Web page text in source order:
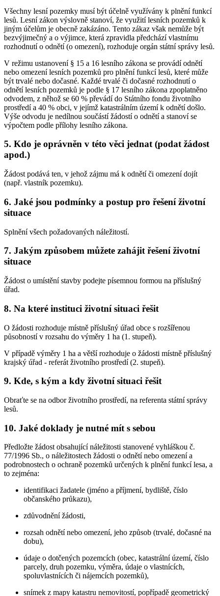
Všechny lesní pozemky musí být účelně využívány k plnění funkcí
lesů. Lesní zákon výslovně stanoví, že využití lesních pozemků k
jiným účelům je obecně zakázáno. Tento zákaz však nemůže být
bezvýjimečný a o výjimce, která zpravidla předchází vlastnímu
rozhodnutí o odnětí (o omezení), rozhoduje orgán státní správy lesů.
V režimu ustanovení § 15 a 16 lesního zákona se provádí odnětí
nebo omezení lesních pozemků pro plnění funkcí lesů, které může
být trvalé nebo dočasné. Každé trvalé či dočasné rozhodnutí o
odnětí lesních pozemků je podle § 17 lesního zákona zpoplatněno
odvodem, z něhož se 60 % převádí do Státního fondu životního
prostředí a 40 % obci, v jejímž katastrálním území k odnětí došlo.
Výše odvodu je nedílnou součástí žádostí o odnětí a stanoví se
výpočtem podle přílohy lesního zákona.
5. Kdo je oprávněn v této věci jednat (podat žádost
apod.)
Žádost podává ten, v jehož zájmu má k odnětí či omezení dojít
(např. vlastník pozemku).
6. Jaké jsou podmínky a postup pro řešení životní
situace
Splnění všech požadovaných náležitostí.
7. Jakým způsobem můžete zahájit řešení životní
situace
Žádost o umístění stavby podejte písemnou formou na příslušný
úřad.
8. Na které instituci životní situaci řešit
O žádosti rozhoduje místně příslušný úřad obce s rozšířenou
působností v rozsahu do výměry 1 ha (1. stupeň).
V případě výměry 1 ha a větší rozhoduje o žádosti místně příslušný
krajský úřad - referát životního prostředí (2. stupeň).
9. Kde, s kým a kdy životní situaci řešit
Obraťte se na odbor životního prostředí, na referenta státní správy
lesů.
10. Jaké doklady je nutné mít s sebou
Předložte žádost obsahující náležitosti stanovené vyhláškou č.
77/1996 Sb., o náležitostech žádosti o odnětí nebo omezení a
podrobnostech o ochraně pozemků určených k plnění funkcí lesa, a
to zejména:
identifikaci žadatele (jméno a příjmení, bydliště, číslo
občanského průkazu),
zdůvodnění žádosti,
rozsah odnětí nebo omezení, jeho způsob (trvalé, dočasné na
dobu),
údaje o dotčených pozemcích (obec, katastrální území, číslo
parcely, druh pozemku, výměra, údaje o vlastnících,
spoluvlastnících či nájemcích pozemků),
snímek z mapy katastru nemovitostí, popřípadě geometrický